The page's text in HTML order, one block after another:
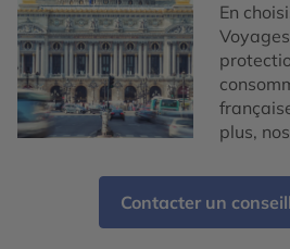
En
plus,
Contacter un